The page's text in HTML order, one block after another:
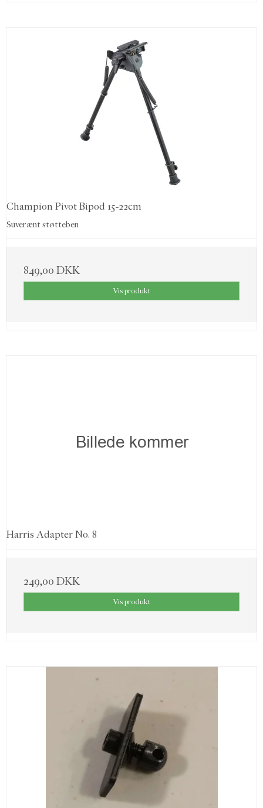
Champion Pivot Bipod 15-22cm
Suverænt støtteben
849,00 DKK
Vis produkt
Harris Adapter No. 8
249,00 DKK
Vis produkt